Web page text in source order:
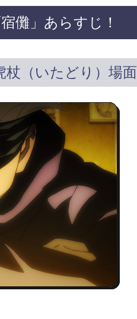
儺」あらすじ！
杖（いたどり）場面